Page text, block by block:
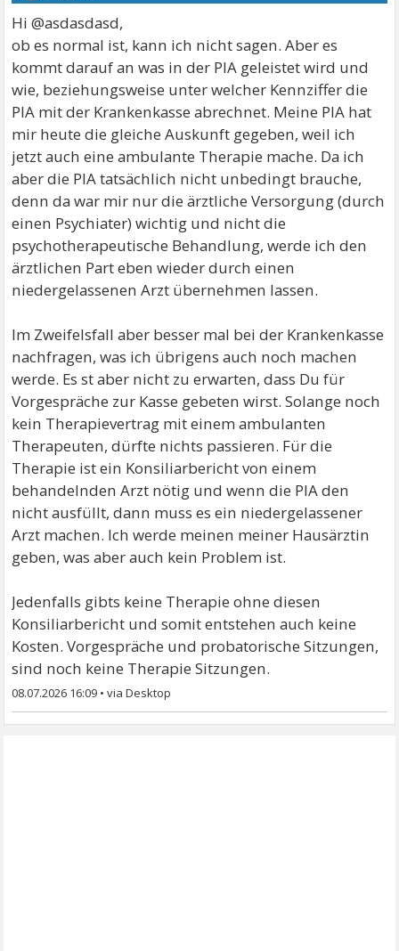
Hi @asdasdasd,
ob es normal ist, kann ich nicht sagen. Aber es
kommt darauf an was in der PIA geleistet wird und
wie, beziehungsweise unter welcher Kennziffer die
PIA mit der Krankenkasse abrechnet. Meine PIA hat
mir heute die gleiche Auskunft gegeben, weil ich
jetzt auch eine ambulante Therapie mache. Da ich
aber die PIA tatsächlich nicht unbedingt brauche,
denn da war mir nur die ärztliche Versorgung (durch
einen Psychiater) wichtig und nicht die
psychotherapeutische Behandlung, werde ich den
ärztlichen Part eben wieder durch einen
niedergelassenen Arzt übernehmen lassen.
Im Zweifelsfall aber besser mal bei der Krankenkasse
nachfragen, was ich übrigens auch noch machen
werde. Es st aber nicht zu erwarten, dass Du für
Vorgespräche zur Kasse gebeten wirst. Solange noch
kein Therapievertrag mit einem ambulanten
Therapeuten, dürfte nichts passieren. Für die
Therapie ist ein Konsiliarbericht von einem
behandelnden Arzt nötig und wenn die PIA den
nicht ausfüllt, dann muss es ein niedergelassener
Arzt machen. Ich werde meinen meiner Hausärztin
geben, was aber auch kein Problem ist.
Jedenfalls gibts keine Therapie ohne diesen
Konsiliarbericht und somit entstehen auch keine
Kosten. Vorgespräche und probatorische Sitzungen,
sind noch keine Therapie Sitzungen.
08.07.2026 16:09 •